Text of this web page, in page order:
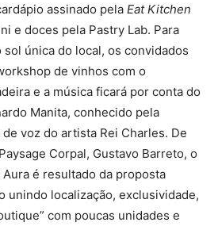
assinado pela Eat Kitchen
e doces pela Pastry Lab. Para
única do local, os convidados
de vinhos com o
e a música ficará por conta do
Manita, conhecido pela
voz do artista Rei Charles. De
Corpal, Gustavo Barreto, o
é resultado da proposta
unindo localização, exclusividade,
com poucas unidades e